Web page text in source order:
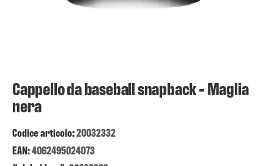
Cappello da baseball snapback - Maglia
nera
Codice articolo:20032332
EAN:4062495024073